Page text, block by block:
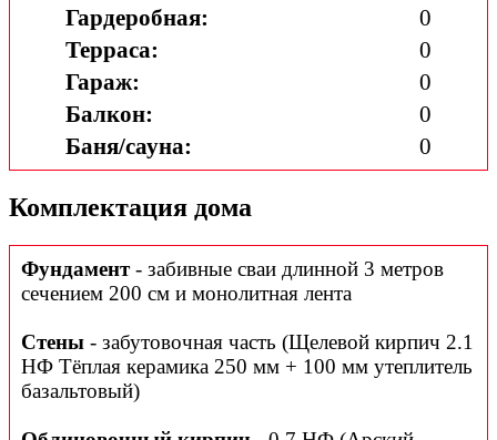
Гардеробная:
0
Терраса:
0
Гараж:
0
Балкон:
0
Баня/сауна:
0
Комплектация дома
Фундамент- забивные сваи длинной 3 метров
сечением 200 см и монолитная лента
Стены - забутовочная часть (Щелевой кирпич 2.1
НФ Тёплая керамика 250 мм + 100 мм утеплитель
базальтовый)